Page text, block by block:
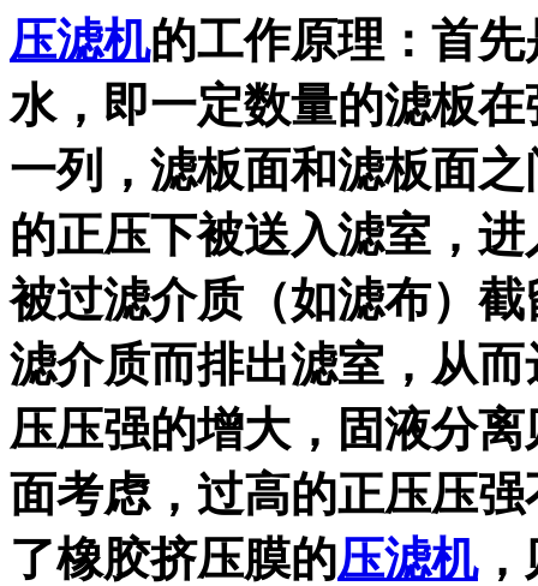
压滤机的工作原理：首
水，即一定数量的滤板
一列，滤板面和滤板面
的正压下被送入滤室，
被过滤介质（如滤布）
滤介质而排出滤室，从
压压强的增大，固液分
面考虑，过高的正压压
了橡胶挤压膜的压滤机，